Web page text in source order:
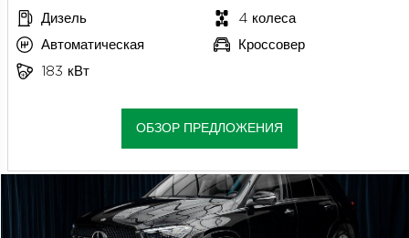
Дизель
4 колеса
Автоматическая
Кроссовер
183 кВт
ОБЗОР ПРЕДЛОЖЕНИЯ